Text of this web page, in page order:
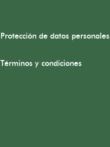
Protección de datos personales
Términos y condiciones